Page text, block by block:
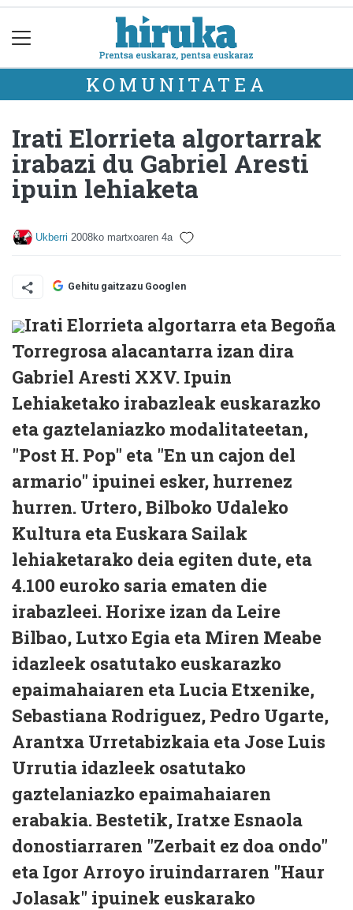
KOMUNITATEA
Irati Elorrieta algortarrak
irabazi du Gabriel Aresti
ipuin lehiaketa
Ukberri 2008ko martxoaren 4a
Gehitu gaitzazu Googlen
Irati Elorrieta algortarra eta Begoña
Torregrosa alacantarra izan dira
Gabriel Aresti XXV. Ipuin
Lehiaketako irabazleak euskarazko
eta gaztelaniazko modalitateetan,
"Post H. Pop" eta "En un cajon del
armario" ipuinei esker, hurrenez
hurren. Urtero, Bilboko Udaleko
Kultura eta Euskara Sailak
lehiaketarako deia egiten dute, eta
4.100 euroko saria ematen die
irabazleei. Horixe izan da Leire
Bilbao, Lutxo Egia eta Miren Meabe
idazleek osatutako euskarazko
epaimahaiaren eta Lucia Etxenike,
Sebastiana Rodriguez, Pedro Ugarte,
Arantxa Urretabizkaia eta Jose Luis
Urrutia idazleek osatutako
gaztelaniazko epaimahaiaren
erabakia. Bestetik, Iratxe Esnaola
donostiarraren "Zerbait ez doa ondo"
eta Igor Arroyo iruindarraren "Haur
Jolasak" ipuinek euskarako